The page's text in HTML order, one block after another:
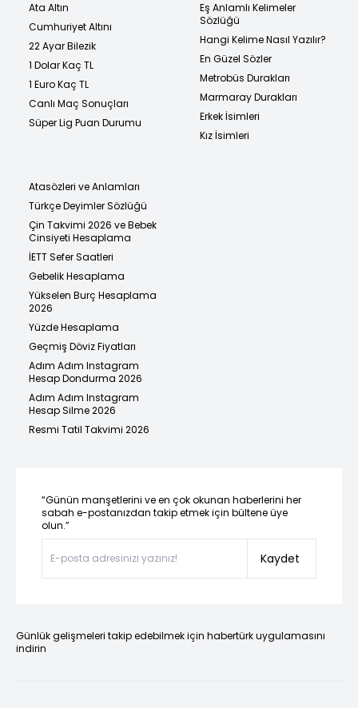
Ata Altın
Cumhuriyet Altını
22 Ayar Bilezik
1 Dolar Kaç TL
1 Euro Kaç TL
Canlı Maç Sonuçları
Süper Lig Puan Durumu
Eş Anlamlı Kelimeler
Sözlüğü
Hangi Kelime Nasıl Yazılır?
En Güzel Sözler
Metrobüs Durakları
Marmaray Durakları
Erkek İsimleri
Kız İsimleri
Atasözleri ve Anlamları
Türkçe Deyimler Sözlüğü
Çin Takvimi 2026 ve Bebek
Cinsiyeti Hesaplama
İETT Sefer Saatleri
Gebelik Hesaplama
Yükselen Burç Hesaplama
2026
Yüzde Hesaplama
Geçmiş Döviz Fiyatları
Adım Adım Instagram
Hesap Dondurma 2026
Adım Adım Instagram
Hesap Silme 2026
Resmi Tatil Takvimi 2026
“Günün manşetlerini ve en çok okunan haberlerini her
sabah e-postanızdan takip etmek için bültene üye
olun.”
Kaydet
Günlük gelişmeleri takip edebilmek için habertürk uygulamasını
indirin